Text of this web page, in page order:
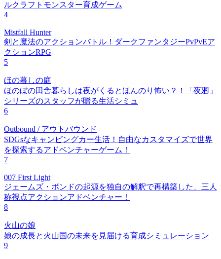
ルクラフトモンスター育成ゲーム
4
Mistfall Hunter
剣と魔法のアクションバトル！ダークファンタジーPvPvEア
クションRPG
5
ほの暮しの庭
ほのぼの田舎暮らしは夜がくるとほんのり怖い？！「夜廻」
シリーズのスタッフが贈る生活シミュ
6
Outbound / アウトバウンド
SDGsなキャンピングカー生活！自由なカスタマイズで世界
を探索するアドベンチャーゲーム！
7
007 First Light
ジェームズ・ボンドの起源を独自の解釈で再構築した、三人
称視点アクションアドベンチャー！
8
火山の娘
娘の成長と火山国の未来を見届ける育成シミュレーション
9